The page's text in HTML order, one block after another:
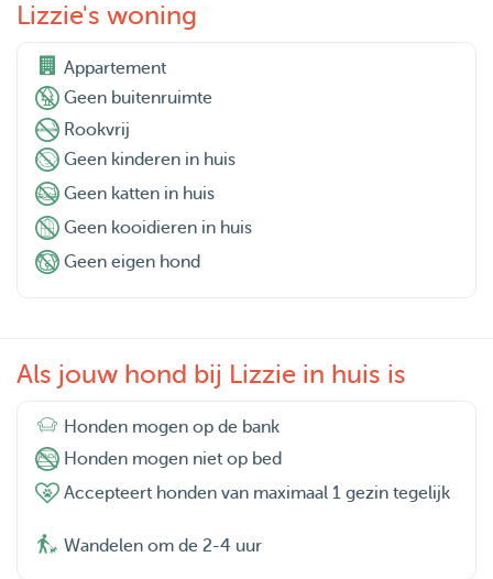
Lizzie's woning
Appartement
Geen buitenruimte
Rookvrij
Geen kinderen in huis
Geen katten in huis
Geen kooidieren in huis
Geen eigen hond
Als jouw hond bij Lizzie in huis is
Honden mogen op de bank
Honden mogen niet op bed
Accepteert honden van maximaal 1 gezin tegelijk
Wandelen om de 2-4 uur